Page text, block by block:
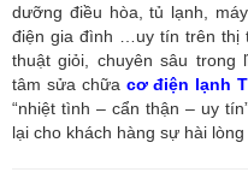
dưỡng điều hòa, tủ lạnh,
điện gia đình …uy tín trên thị
thuật giỏi, chuyên sâu trong
tâm sửa chữa cơ điện lạnh
“nhiệt tình – cẩn thận – uy
lại cho khách hàng sự hài lòng